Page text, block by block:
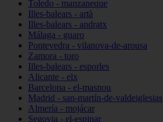
Toledo - manzaneque
Illes-balears - artà
Illes-balears - andratx
Málaga - guaro
Pontevedra - vilanova-de-arousa
Zamora - toro
Illes-balears - esporles
Alicante - elx
Barcelona - el-masnou
Madrid - san-martín-de-valdeiglesias
Almería - mojácar
Segovia - el-espinar